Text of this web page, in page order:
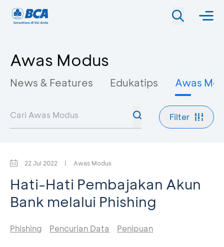
Awas Modus
News & Features Edukatips Awas
Filter
22 Jul 2022 | Awas Modus
Hati-Hati Pembajakan Akun
Bank melalui Phishing
Phishing Pencurian Data Penipuan